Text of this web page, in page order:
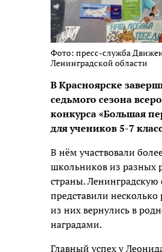
Фото: пресс-служба
Ленинградской области
В Красноярске
седьмого сезона
конкурса «Большая
для учеников 5-7
В нём участвовали
школьников из разных
страны. Ленинградскую
представили несколько
из них вернулись в
наградами.
Главный успех у